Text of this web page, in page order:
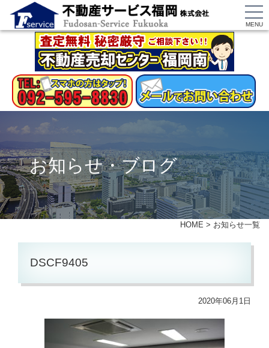
MENU
お知らせ・ブログ
HOME > お知らせ一覧
DSCF9405
2020年06月1日